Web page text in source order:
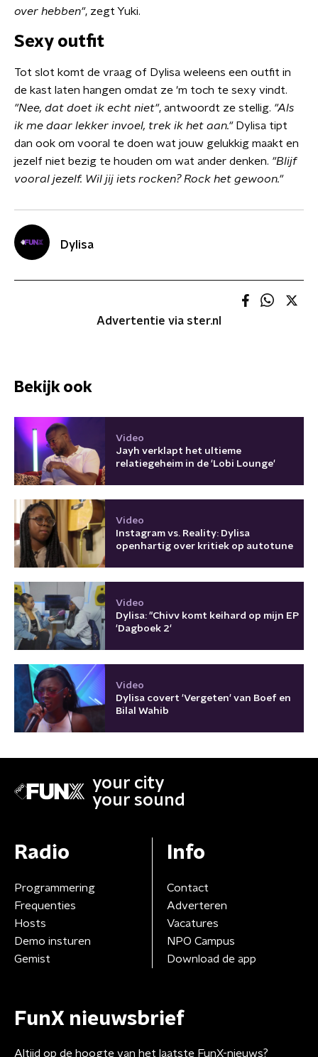
over hebben", zegt Yuki.
Sexy outfit
Tot slot komt de vraag of Dylisa weleens een outfit in
de kast laten hangen omdat ze 'm toch te sexy vindt.
"Nee, dat doet ik echt niet", antwoordt ze stellig. "Als
ik me daar lekker invoel, trek ik het aan."Dylisa tipt
dan ook om vooral te doen wat jouw gelukkig maakt en
jezelf niet bezig te houden om wat ander denken. "Blijf
vooral jezelf. Wil jij iets rocken? Rock het gewoon."
Dylisa
Advertentie via ster.nl
Bekijk ook
Video
Jayh verklapt het ultieme
relatiegeheim in de 'Lobi Lounge'
Video
Instagram vs. Reality: Dylisa
openhartig over kritiek op autotune
Video
Dylisa: "Chivv komt keihard op mijn EP
'Dagboek 2'
Video
Dylisa covert 'Vergeten' van Boef en
Bilal Wahib
your city
your sound
Radio
Programmering
Frequenties
Hosts
Demo insturen
Gemist
Info
Contact
Adverteren
Vacatures
NPO Campus
Download de app
FunX nieuwsbrief
Altijd op de hoogte van het laatste FunX-nieuws?